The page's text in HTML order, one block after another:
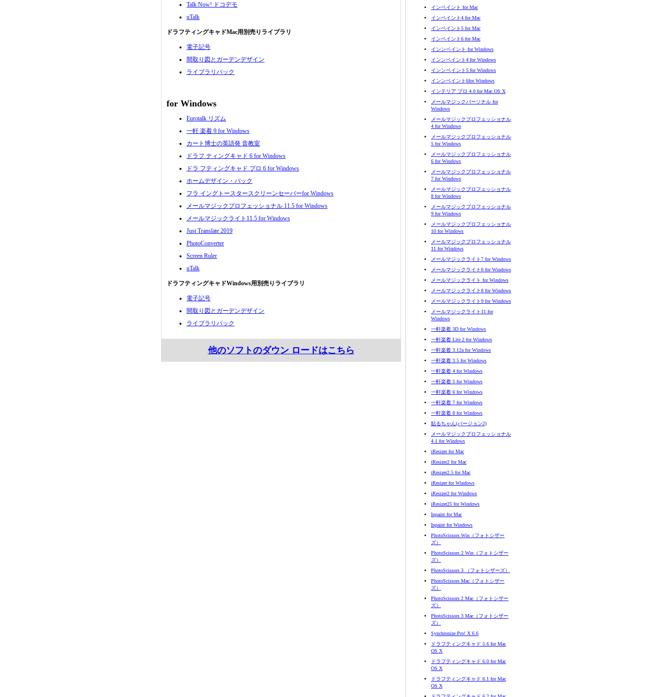
Talk Now! ドコデモ
uTalk
ドラフティングキャドMac用別売りライブラリ
電子記号
間取り図とガーデンデザイン
ライブラリパック
for Windows
Eurotalk リズム
一軒 楽着 9 for Windows
カート博士の英語発 音教室
ドラフ ティングキャド 6 for Windows
ドラ フティングキャド プロ 6 for Windows
ホームデザイン・パック
フラ イングトースタースクリーンセーバーfor Windows
メールマジックプロフェッショナル 11.5 for Windows
メールマジックライト11.5 for Windows
Just Translate 2019
PhotoConverter
Screen Ruler
uTalk
ドラフティングキャドWindows用別売りライブラリ
電子記号
間取り図とガーデンデザイン
ライブラリパック
他のソフトのダウン ロードはこちら
インペイント for Mac
インペイント4 for Mac
インペイント5 for Mac
インペイント6 for Mac
インンペイント for Windows
インンペイント4 for Windows
インンペイント5 for Windows
インンペイント6for Windows
インテリア プロ 4.0 for Mac OS X
メールマジックパーソナル for
Windows
メールマジックプロフェッショナル
4 for Windows
メールマジックプロフェッショナル
5 for Windows
メールマジックプロフェッショナル
6 for Windows
メールマジックプロフェッショナル
7 for Windows
メールマジックプロフェッショナル
8 for Windows
メールマジックプロフェッショナル
9 for Windows
メールマジックプロフェッショナル
10 for Windows
メールマジックプロフェッショナル
11 for Windows
メールマジックライト7 for Windows
メールマジックライト6 for Windows
メールマジックライト for Windows
メールマジックライト8 for Windows
メールマジックライト9 for Windows
メールマジックライト11 for
Windows
一軒楽着 3D for Windows
一軒楽着 Lite 2 for Windows
一軒楽着 3.12a for Windows
一軒楽着 3.5 for Windows
一軒楽着 4 for Windows
一軒楽着 5 for Windows
一軒楽着 6 for Windows
一軒楽着 7 for Windows
一軒楽着 8 for Windows
貼るちゃん(バージョン2)
メールマジックプロフェッショナル
4.1 for Windows
iResizer for Mac
iResizer2 for Mac
iResizer2.5 for Mac
iResizer for Windows
iResizer2 for Windows
iResizer25 for Windows
Inpaint for Mac
Inpaint for Windows
PhotoScissors Win（フォトシザー
ズ）
PhotoScissors 2 Win（フォトシザー
ズ）
PhotoScissors 3 （フォトシザーズ）
PhotoScissors Mac（フォトシザー
ズ）
PhotoScissors 2 Mac（フォトシザー
ズ）
PhotoScissors 3 Mac（フォトシザー
ズ）
Synchronize Pro! X 6.6
ドラフティングキャド 5.6 for Mac
OS X
ドラフティングキャド 6.0 for Mac
OS X
ドラフティングキャド 6.1 for Mac
OS X